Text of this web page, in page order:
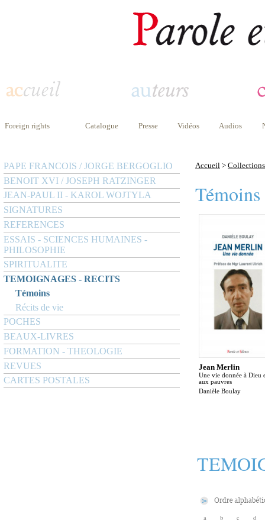
Foreign rights Catalogue Presse Vidéos Audios
PAPE FRANCOIS / JORGE BERGOGLIO
BENOIT XVI / JOSEPH RATZINGER
JEAN-PAUL II - KAROL WOJTYLA
SIGNATURES
REFERENCES
ESSAIS - SCIENCES HUMAINES -
PHILOSOPHIE
SPIRITUALITE
TEMOIGNAGES - RECITS
Témoins
Récits de vie
POCHES
BEAUX-LIVRES
FORMATION - THEOLOGIE
REVUES
CARTES POSTALES
Accueil > Collections
Témoins
Jean Merlin
Une vie donnée à Dieu
aux pauvres
Danièle Boulay
a b c d